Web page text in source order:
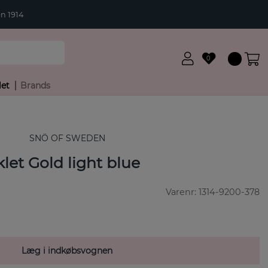
1914
0
Brands
SNÖ OF SWEDEN
Gold light blue
Varenr: 1314-9200-378
Læg i indkøbsvognen